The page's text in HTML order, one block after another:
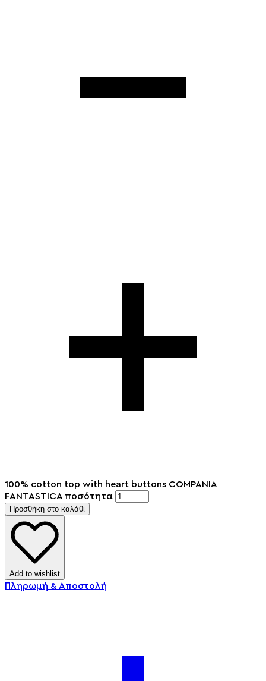
100% cotton top with heart buttons COMPANIA
FANTASTICA ποσότητα
Προσθήκη στο καλάθι
Add to wishlist
Πληρωμή & Αποστολή